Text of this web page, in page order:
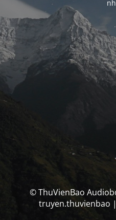
© ThuVienBao
truyen.thuvienbao